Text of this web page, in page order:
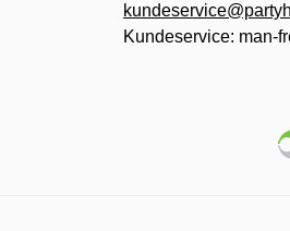
Kundeservice: man-